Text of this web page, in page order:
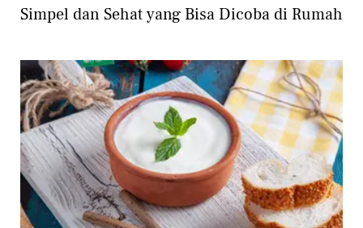
Simpel dan Sehat yang Bisa Dicoba di Rumah